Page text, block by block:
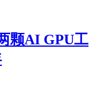
颗AI GPU工